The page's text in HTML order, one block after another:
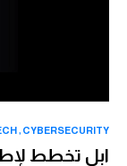
CYBERSECURITY